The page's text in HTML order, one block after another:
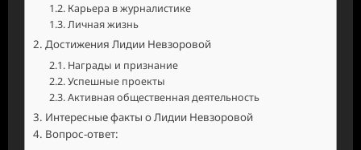
Карьера в журналистике
Личная жизнь
Достижения Лидии Невзоровой
Награды и признание
Успешные проекты
Активная общественная деятельность
Интересные факты о Лидии Невзоровой
Вопрос-ответ: